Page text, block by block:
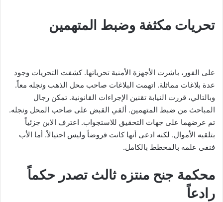
تحريات مكثفة وضبط المتهمين
على الفور، باشرت الأجهزة الأمنية تحرياتها. كشفت التحريات وجود
عدة بلاغات مماثلة. اتهمت البلاغات صاحب محل الذهب ونجله معاً.
وبالتالي، قررت النيابة تقنين الإجراءات القانونية. تمكن رجال
المباحث من ضبط المتهمين. ألقي القبض على صاحب المحل ونجله.
تم عرضهما على جهات التحقيق للاستجواب. اعترف الابن جزئياً
بتلقيه الأموال. لكنه ادعى أنها كانت قروضاً وليس احتيالاً. أما الأب
فنفى علمه بالمخطط بالكامل.
محكمة جنح منتزه ثالث تصدر حكماً
رادعاً